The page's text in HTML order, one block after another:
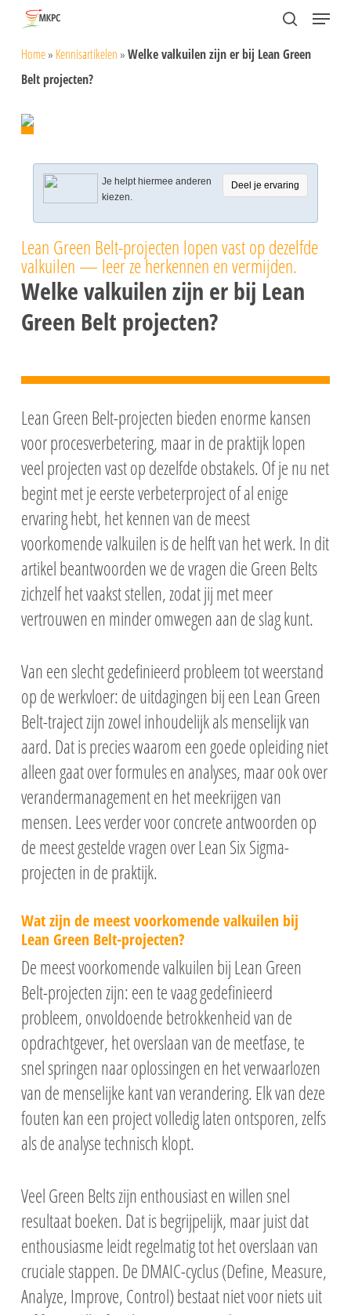
main
content
search
Menu
Home» Kennisartikelen»Welke valkuilen zijn er bij Lean Green
Belt projecten?
Deel je ervaring
Je helpt hiermee anderen
kiezen.
Lean Green Belt-projecten lopen vast op dezelfde
valkuilen — leer ze herkennen en vermijden.
Welke valkuilen zijn er bij Lean
Green Belt projecten?
Lean Green Belt-projecten bieden enorme kansen
voor procesverbetering, maar in de praktijk lopen
veel projecten vast op dezelfde obstakels. Of je nu net
begint met je eerste verbeterproject of al enige
ervaring hebt, het kennen van de meest
voorkomende valkuilen is de helft van het werk. In dit
artikel beantwoorden we de vragen die Green Belts
zichzelf het vaakst stellen, zodat jij met meer
vertrouwen en minder omwegen aan de slag kunt.
Van een slecht gedefinieerd probleem tot weerstand
op de werkvloer: de uitdagingen bij een Lean Green
Belt-traject zijn zowel inhoudelijk als menselijk van
aard. Dat is precies waarom een goede opleiding niet
alleen gaat over formules en analyses, maar ook over
verandermanagement en het meekrijgen van
mensen. Lees verder voor concrete antwoorden op
de meest gestelde vragen over Lean Six Sigma-
projecten in de praktijk.
Wat zijn de meest voorkomende valkuilen bij
Lean Green Belt-projecten?
De meest voorkomende valkuilen bij Lean Green
Belt-projecten zijn: een te vaag gedefinieerd
probleem, onvoldoende betrokkenheid van de
opdrachtgever, het overslaan van de meetfase, te
snel springen naar oplossingen en het verwaarlozen
van de menselijke kant van verandering. Elk van deze
fouten kan een project volledig laten ontsporen, zelfs
als de analyse technisch klopt.
Veel Green Belts zijn enthousiast en willen snel
resultaat boeken. Dat is begrijpelijk, maar juist dat
enthousiasme leidt regelmatig tot het overslaan van
cruciale stappen. De DMAIC-cyclus (Define, Measure,
Analyze, Improve, Control) bestaat niet voor niets uit